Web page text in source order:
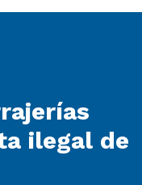
ilegal de